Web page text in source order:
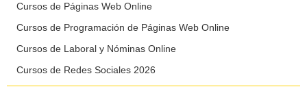
Cursos de Páginas Web Online
Cursos de Programación de Páginas Web Online
Cursos de Laboral y Nóminas Online
Cursos de Redes Sociales 2026